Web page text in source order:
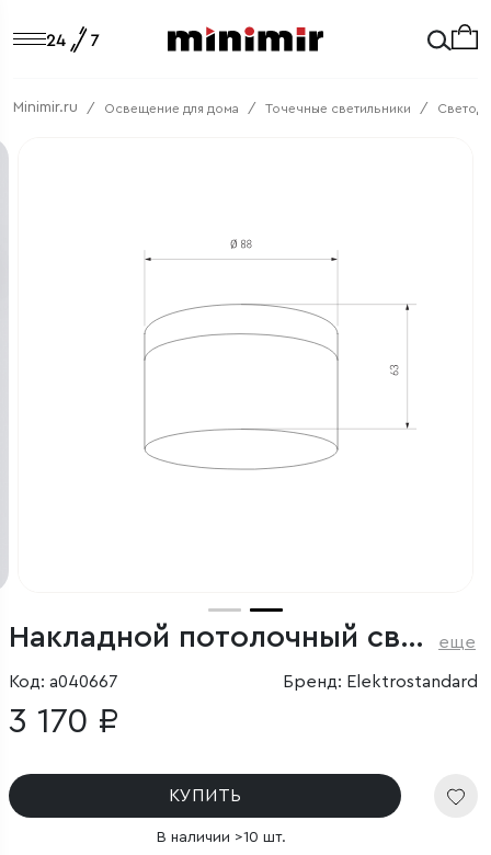
Minimir.ru Освещение для дома Точечные светильники
Накладной потолочный светодиодный светильник еще
Код: a040667 Бренд: Elektrostandard
3 170 ₽
КУПИТЬ
В наличии >10 шт.